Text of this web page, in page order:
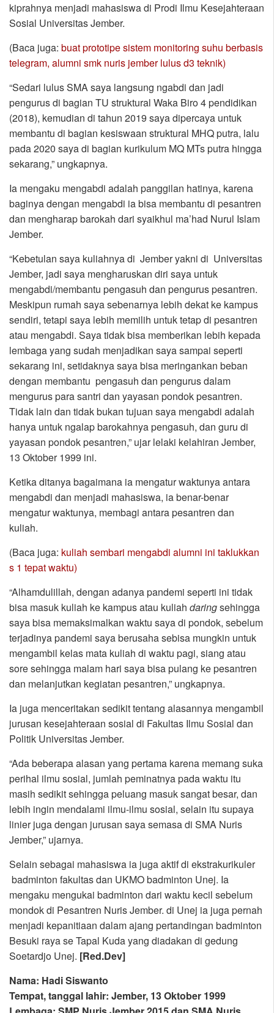
kiprahnya menjadi mahasiswa di Prodi Ilmu Kesejahteraan
Sosial Universitas Jember.
(Baca juga: buat prototipe sistem monitoring suhu berbasis
telegram, alumni smk nuris jember lulus d3 teknik)
“Sedari lulus SMA saya langsung ngabdi dan jadi
pengurus di bagian TU struktural Waka Biro 4 pendidikan
(2018), kemudian di tahun 2019 saya dipercaya untuk
membantu di bagian kesiswaan struktural MHQ putra, lalu
pada 2020 saya di bagian kurikulum MQ MTs putra hingga
sekarang,” ungkapnya.
Ia mengaku mengabdi adalah panggilan hatinya, karena
baginya dengan mengabdi ia bisa membantu di pesantren
dan mengharap barokah dari syaikhul ma’had Nurul Islam
Jember.
“Kebetulan saya kuliahnya di Jember yakni di Universitas
Jember, jadi saya mengharuskan diri saya untuk
mengabdi/membantu pengasuh dan pengurus pesantren.
Meskipun rumah saya sebenarnya lebih dekat ke kampus
sendiri, tetapi saya lebih memilih untuk tetap di pesantren
atau mengabdi. Saya tidak bisa memberikan lebih kepada
lembaga yang sudah menjadikan saya sampai seperti
sekarang ini, setidaknya saya bisa meringankan beban
dengan membantu pengasuh dan pengurus dalam
mengurus para santri dan yayasan pondok pesantren.
Tidak lain dan tidak bukan tujuan saya mengabdi adalah
hanya untuk ngalap barokahnya pengasuh, dan guru di
yayasan pondok pesantren,” ujar lelaki kelahiran Jember,
13 Oktober 1999 ini.
Ketika ditanya bagaimana ia mengatur waktunya antara
mengabdi dan menjadi mahasiswa, ia benar-benar
mengatur waktunya, membagi antara pesantren dan
kuliah.
(Baca juga: kuliah sembari mengabdi alumni ini taklukkan
s 1 tepat waktu)
“Alhamdulillah, dengan adanya pandemi seperti ini tidak
bisa masuk kuliah ke kampus atau kuliah daringsehingga
saya bisa memaksimalkan waktu saya di pondok, sebelum
terjadinya pandemi saya berusaha sebisa mungkin untuk
mengambil kelas mata kuliah di waktu pagi, siang atau
sore sehingga malam hari saya bisa pulang ke pesantren
dan melanjutkan kegiatan pesantren,” ungkapnya.
Ia juga menceritakan sedikit tentang alasannya mengambil
jurusan kesejahteraan sosial di Fakultas Ilmu Sosial dan
Politik Universitas Jember.
“Ada beberapa alasan yang pertama karena memang suka
perihal ilmu sosial, jumlah peminatnya pada waktu itu
masih sedikit sehingga peluang masuk sangat besar, dan
lebih ingin mendalami ilmu-ilmu sosial, selain itu supaya
linier juga dengan jurusan saya semasa di SMA Nuris
Jember,” ujarnya.
Selain sebagai mahasiswa ia juga aktif di ekstrakurikuler
badminton fakultas dan UKMO badminton Unej. Ia
mengaku mengukai badminton dari waktu kecil sebelum
mondok di Pesantren Nuris Jember. di Unej ia juga pernah
menjadi kepanitiaan dalam ajang pertandingan badminton
Besuki raya se Tapal Kuda yang diadakan di gedung
Soetardjo Unej. [Red.Dev]
Nama: Hadi Siswanto
Tempat, tanggal lahir: Jember, 13 Oktober 1999